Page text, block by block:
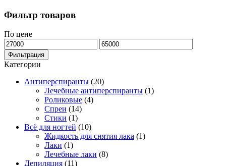
Фильтр товаров
По цене
Минимальная
цена
Максимальная
цена
Фильтрация
Категории
Антиперспиранты (20)
Лечебные антиперспиранты (1)
Роликовые (4)
Спреи (14)
Стики (1)
Всё для ногтей (10)
Жидкость для снятия лака (1)
Лаки (1)
Лечебные лаки (8)
Депиляция (11)